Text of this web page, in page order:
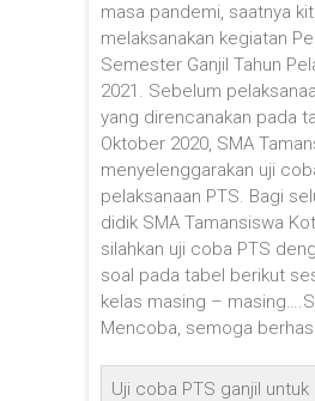
masa pandemi, saatnya
melaksanakan kegiatan
Semester Ganjil Tahun
2021. Sebelum
yang direncanakan pada
Oktober 2020, SMA
menyelenggarakan uji
pelaksanaan PTS. Bagi
didik SMA Tamansiswa
silahkan uji coba PTS
soal pada tabel berikut
kelas masing –
Mencoba, semoga
Uji coba PTS ganjil untuk